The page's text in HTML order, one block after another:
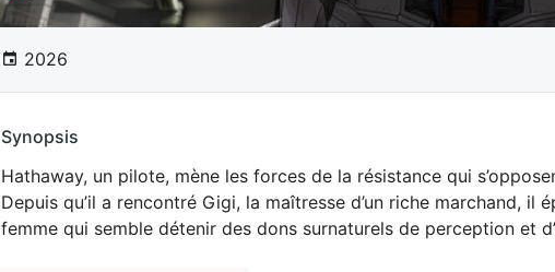
2026
Synopsis
Hathaway, un pilote, mène les forces de la résistance qui
Depuis qu’il a rencontré Gigi, la maîtresse d’un riche marchand,
femme qui semble détenir des dons surnaturels de perception et